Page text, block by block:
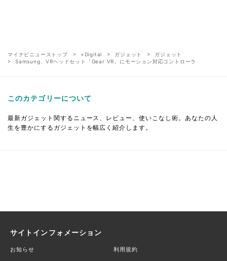
マイナビニューストップ +Digital ガジェット
ガジェット
Samsung、VRヘッドセット「Gear VR」にモーション対応コントローラ
このカテゴリーについて
最新ガジェット関するニュース、レビュー、使いこなし術。あなたの人
生を豊かにするガジェットを幅広く紹介します。
サイトインフォメーション
お知らせ 利用規約